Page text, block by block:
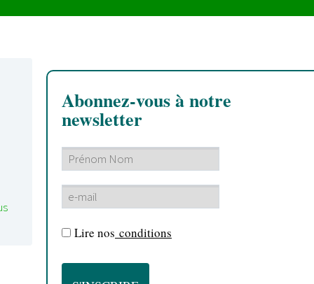
Abonnez-vous à notre
newsletter
Lire nos conditions